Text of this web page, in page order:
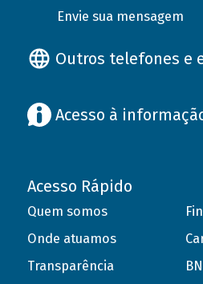
Envie sua mensagem
Outros telefones e
Acesso à
Acesso Rápido
Quem somos
Onde atuamos
Transparência